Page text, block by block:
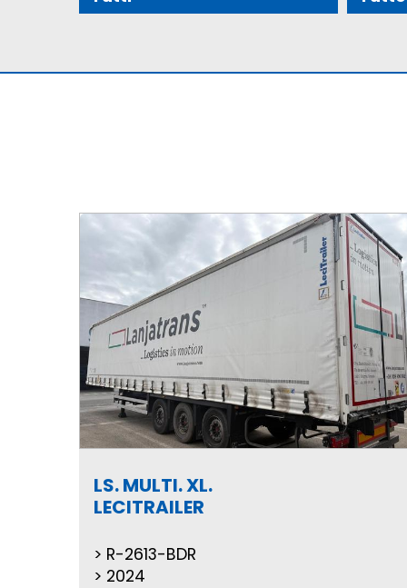
LS. MULTI. XL.
LECITRAILER
R-2613-BDR
2024